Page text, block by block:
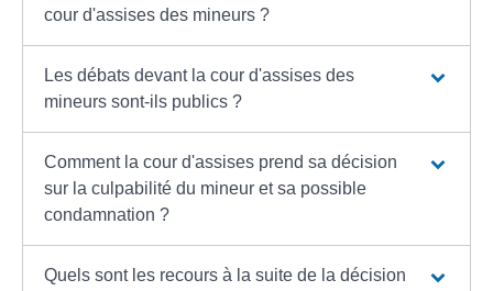
cour d'assises des mineurs ?
Les débats devant la cour d'assises des
mineurs sont-ils publics ?
Comment la cour d'assises prend sa décision
sur la culpabilité du mineur et sa possible
condamnation ?
Quels sont les recours à la suite de la décision